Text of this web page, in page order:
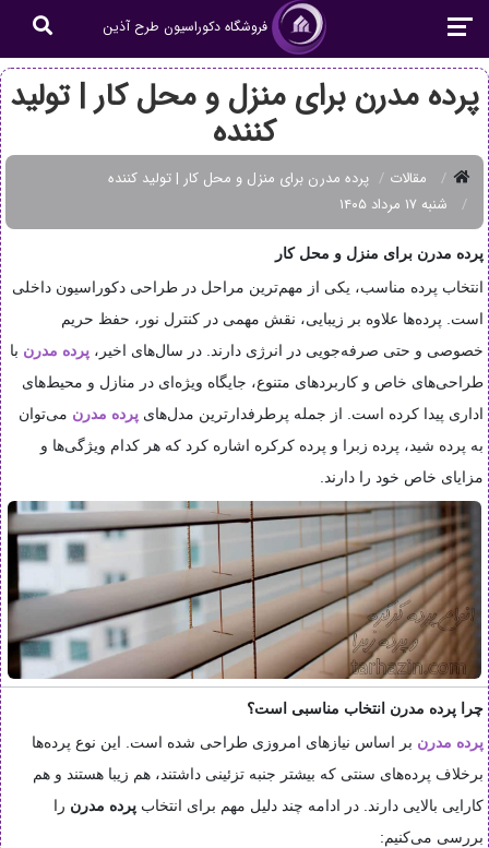
فروشگاه دکوراسیون طرح آذین
پرده مدرن برای منزل و محل کار | تولید
کننده
مقالات
پرده مدرن برای منزل و محل کار | تولید کننده
شنبه ۱۷ مرداد ۱۴۰۵
پرده مدرن برای منزل و محل کار
انتخاب پرده مناسب، یکی از مهم‌ترین مراحل در طراحی دکوراسیون داخلی
است. پرده‌ها علاوه بر زیبایی، نقش مهمی در کنترل نور، حفظ حریم
خصوصی و حتی صرفه‌جویی در انرژی دارند. در سال‌های اخیر، پرده مدرن با
طراحی‌های خاص و کاربردهای متنوع، جایگاه ویژه‌ای در منازل و محیط‌های
اداری پیدا کرده است. از جمله پرطرفدارترین مدل‌های پرده مدرن می‌توان
به پرده شید، پرده زبرا و پرده کرکره اشاره کرد که هر کدام ویژگی‌ها و
مزایای خاص خود را دارند.
چرا پرده مدرن انتخاب مناسبی است؟
پرده مدرن بر اساس نیازهای امروزی طراحی شده است. این نوع پرده‌ها
برخلاف پرده‌های سنتی که بیشتر جنبه تزئینی داشتند، هم زیبا هستند و هم
کارایی بالایی دارند. در ادامه چند دلیل مهم برای انتخاب پرده مدرن را
بررسی می‌کنیم: